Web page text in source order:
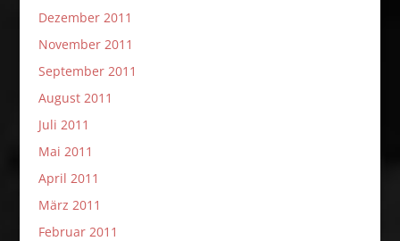
Dezember 2011
November 2011
September 2011
August 2011
Juli 2011
Mai 2011
April 2011
März 2011
Februar 2011